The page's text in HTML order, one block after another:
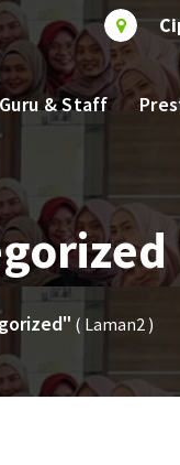
Guru & Staff
( Laman2 )